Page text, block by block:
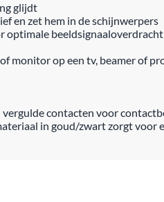
glijdt
en zet hem in de schijnwerpers
optimale beeldsignaaloverdracht
monitor op een tv, beamer of
contacten voor
in goud/zwart zorgt